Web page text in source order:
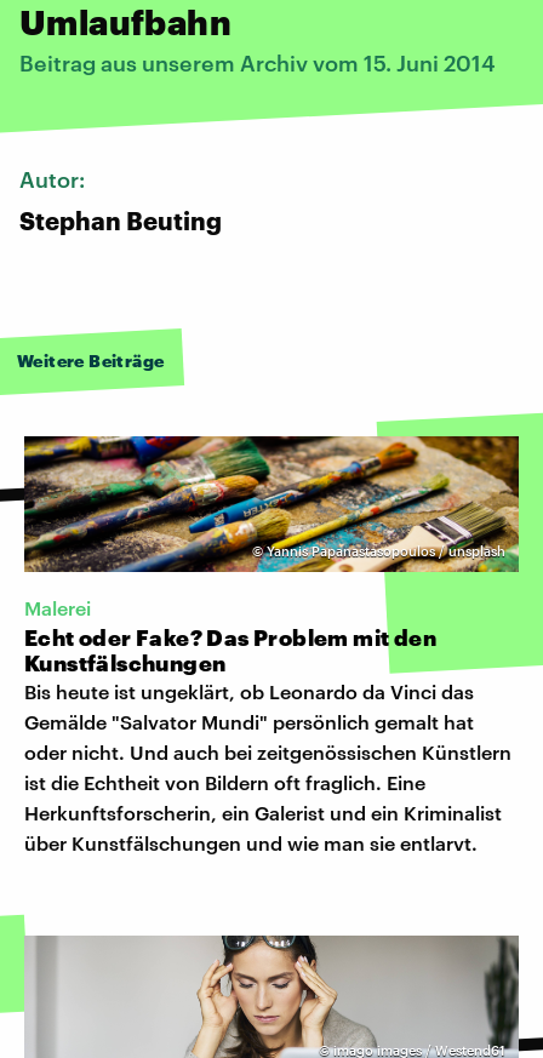
Umlaufbahn
Beitrag aus unserem Archiv vom 15. Juni 2014
Autor:
Stephan Beuting
Weitere Beiträge
©Yannis Papanastasopoulos / unsplash
Malerei
Echt oder Fake? Das Problem mit den
Kunstfälschungen
Bis heute ist ungeklärt, ob Leonardo da Vinci das
Gemälde "Salvator Mundi" persönlich gemalt hat
oder nicht. Und auch bei zeitgenössischen Künstlern
ist die Echtheit von Bildern oft fraglich. Eine
Herkunftsforscherin, ein Galerist und ein Kriminalist
über Kunstfälschungen und wie man sie entlarvt.
©imago images / Westend61